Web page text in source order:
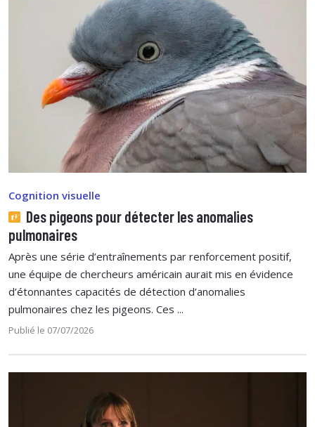
Cognition visuelle
Des pigeons pour détecter les anomalies
pulmonaires
Après une série d’entraînements par renforcement positif,
une équipe de chercheurs américain aurait mis en évidence
d’étonnantes capacités de détection d’anomalies
pulmonaires chez les pigeons. Ces ...
Publié le 07/07/2026